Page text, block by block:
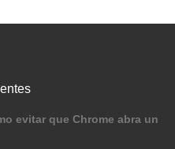
evitar que Chrome abra un